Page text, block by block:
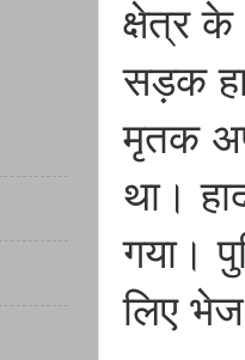
क्षेत्र
सड़क
मृतक
था।
गया।
लिए